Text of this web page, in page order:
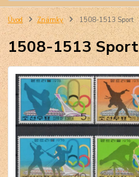
Úvod Známky 1508-1513 Sport
1508-1513 Sport